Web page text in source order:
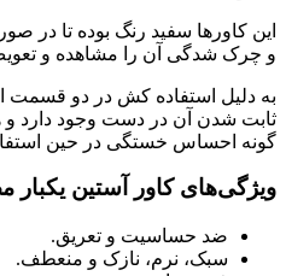
این کاورها سفید رنگ بوده تا در
و چرک شدگی آن را مشاهده و
به دلیل استفاده کش در دو قسمت
ثابت شدن آن در دست وجود دارد
گونه احساس خستگی در حین
ویژگی‌های کاور آستین
ضد حساسیت و تعریق.
سبک، نرم، نازک و منعطف.